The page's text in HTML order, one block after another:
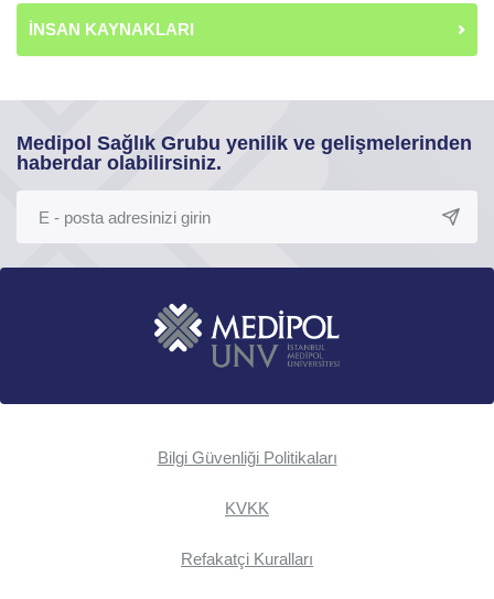
İNSAN KAYNAKLARI
Medipol Sağlık Grubu yenilik ve gelişmelerinden
haberdar olabilirsiniz.
Bilgi Güvenliği Politikaları
KVKK
Refakatçi Kuralları